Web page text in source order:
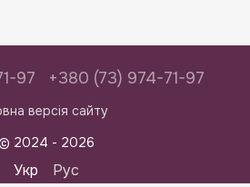
97 +380 (73) 974-71-97
версія сайту
2024 - 2026
Укр Рус